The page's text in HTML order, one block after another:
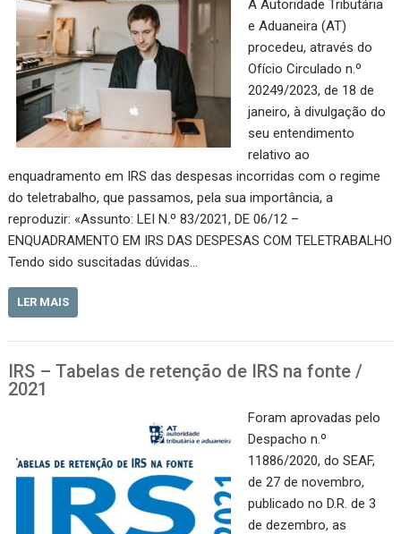
A Autoridade Tributária
e Aduaneira (AT)
procedeu, através do
Ofício Circulado n.º
20249/2023, de 18 de
janeiro, à divulgação do
seu entendimento
relativo ao
enquadramento em IRS das despesas incorridas com o regime
do teletrabalho, que passamos, pela sua importância, a
reproduzir: «Assunto: LEI N.º 83/2021, DE 06/12 –
ENQUADRAMENTO EM IRS DAS DESPESAS COM TELETRABALHO
Tendo sido suscitadas dúvidas…
LER MAIS
IRS – Tabelas de retenção de IRS na fonte /
2021
Foram aprovadas pelo
Despacho n.º
11886/2020, do SEAF,
de 27 de novembro,
publicado no D.R. de 3
de dezembro, as